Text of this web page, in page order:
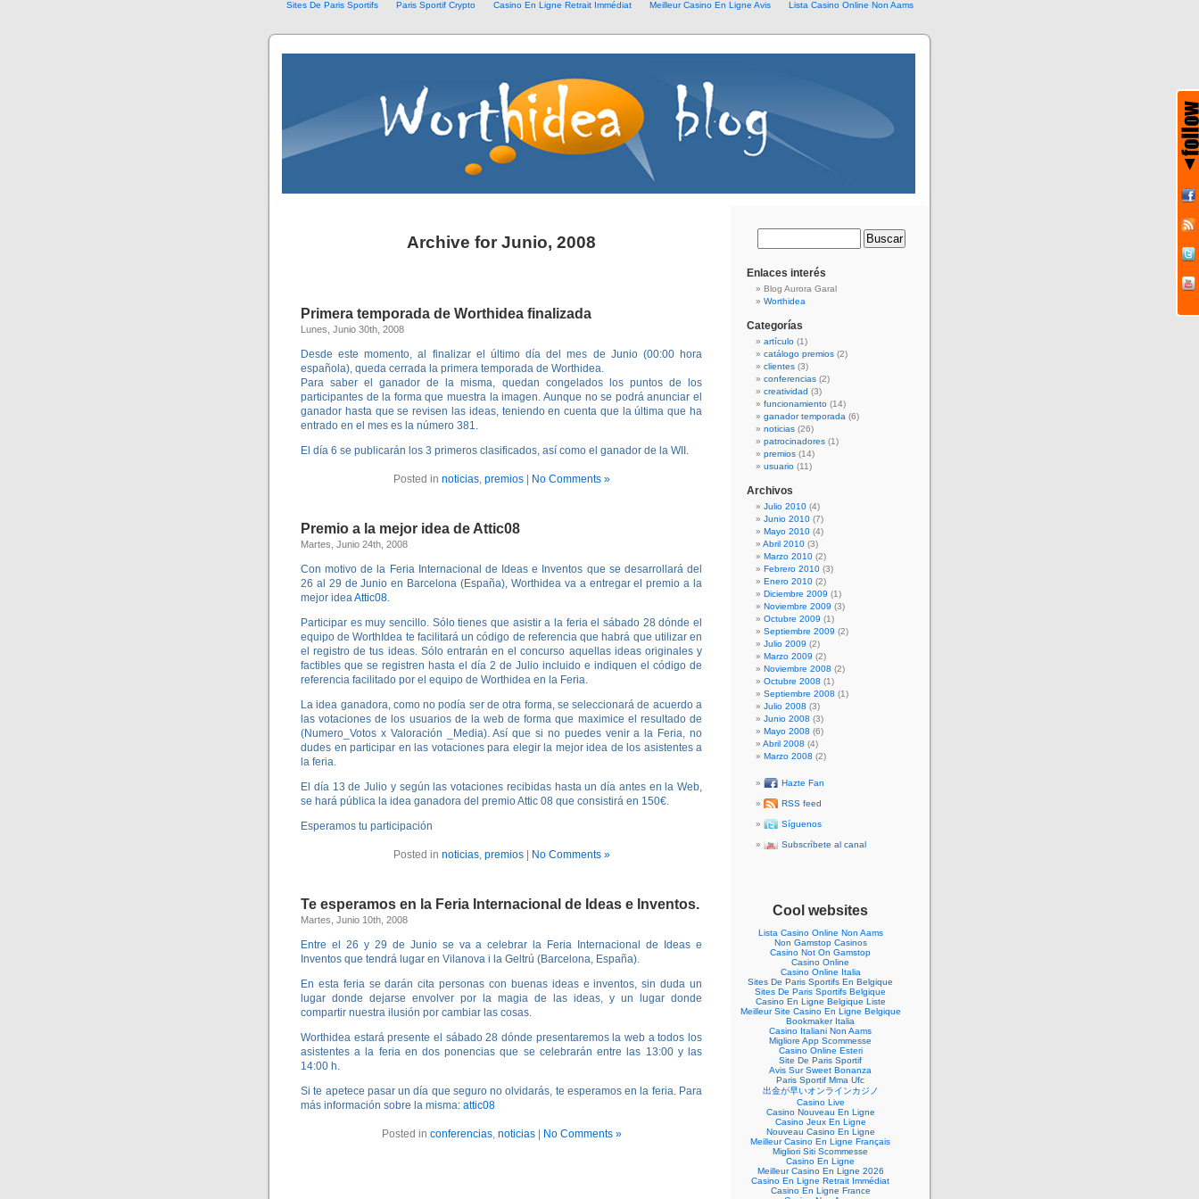
Sites De Paris Sportifs Paris Sportif Crypto Casino En Ligne Retrait Immédiat Meilleur Casino En Ligne Avis Lista Casino Online Non Aams
Archive for Junio, 2008
Primera temporada de Worthidea finalizada
Lunes, Junio 30th, 2008
Desde este momento, al finalizar el último día del mes de Junio (00:00 hora
española), queda cerrada la primera temporada de Worthidea.
Para saber el ganador de la misma, quedan congelados los puntos de los
participantes de la forma que muestra la imagen. Aunque no se podrá anunciar el
ganador hasta que se revisen las ideas, teniendo en cuenta que la última que ha
entrado en el mes es la número 381.
El día 6 se publicarán los 3 primeros clasificados, así como el ganador de la WII.
Posted in noticias, premios| No Comments »
Premio a la mejor idea de Attic08
Martes, Junio 24th, 2008
Con motivo de la Feria Internacional de Ideas e Inventos que se desarrollará del
26 al 29 de Junio en Barcelona (España), Worthidea va a entregar el premio a la
mejor ideaAttic08.
Participar es muy sencillo. Sólo tienes que asistir a la feria el sábado 28 dónde el
equipo de WorthIdea te facilitará un código de referencia que habrá que utilizar en
el registro de tus ideas. Sólo entrarán en el concurso aquellas ideas originales y
factibles que se registren hasta el día 2 de Julio incluido e indiquen el código de
referencia facilitado por el equipo de Worthidea en la Feria.
La idea ganadora, como no podía ser de otra forma, se seleccionará de acuerdo a
las votaciones de los usuarios de la web de forma que maximice el resultado de
(Numero_Votos x Valoración _Media). Así que si no puedes venir a la Feria, no
dudes en participar en las votaciones para elegir la mejor idea de los asistentes a
la feria.
El día 13 de Julio y según las votaciones recibidas hasta un día antes en la Web,
se hará pública la idea ganadora del premio Attic 08 que consistirá en 150€.
Esperamos tu participación
Posted in noticias, premios| No Comments »
Te esperamos en la Feria Internacional de Ideas e Inventos.
Martes, Junio 10th, 2008
Entre el 26 y 29 de Junio se va a celebrar la Feria Internacional de Ideas e
Inventos que tendrá lugar en Vilanova i la Geltrú (Barcelona, España).
En esta feria se darán cita personas con buenas ideas e inventos, sin duda un
lugar donde dejarse envolver por la magia de las ideas, y un lugar donde
compartir nuestra ilusión por cambiar las cosas.
Worthidea estará presente el sábado 28 dónde presentaremos la web a todos los
asistentes a la feria en dos ponencias que se celebrarán entre las 13:00 y las
14:00 h.
Si te apetece pasar un día que seguro no olvidarás, te esperamos en la feria. Para
más información sobre la misma: attic08
Posted in conferencias, noticias| No Comments »
Enlaces interés
Blog Aurora Garal
Worthidea
Categorías
artículo (1)
catálogo premios (2)
clientes (3)
conferencias (2)
creatividad (3)
funcionamiento (14)
ganador temporada (6)
noticias (26)
patrocinadores (1)
premios (14)
usuario (11)
Archivos
Julio 2010 (4)
Junio 2010 (7)
Mayo 2010 (4)
Abril 2010 (3)
Marzo 2010 (2)
Febrero 2010 (3)
Enero 2010 (2)
Diciembre 2009 (1)
Noviembre 2009 (3)
Octubre 2009 (1)
Septiembre 2009 (2)
Julio 2009 (2)
Marzo 2009 (2)
Noviembre 2008 (2)
Octubre 2008 (1)
Septiembre 2008 (1)
Julio 2008 (3)
Junio 2008 (3)
Mayo 2008 (6)
Abril 2008 (4)
Marzo 2008 (2)
Hazte Fan
RSS feed
Síguenos
Subscríbete al canal
Cool websites
Lista Casino Online Non Aams
Non Gamstop Casinos
Casino Not On Gamstop
Casino Online
Casino Online Italia
Sites De Paris Sportifs En Belgique
Sites De Paris Sportifs Belgique
Casino En Ligne Belgique Liste
Meilleur Site Casino En Ligne Belgique
Bookmaker Italia
Casino Italiani Non Aams
Migliore App Scommesse
Casino Online Esteri
Site De Paris Sportif
Avis Sur Sweet Bonanza
Paris Sportif Mma Ufc
出金が早いオンラインカジノ
Casino Live
Casino Nouveau En Ligne
Casino Jeux En Ligne
Nouveau Casino En Ligne
Meilleur Casino En Ligne Français
Migliori Siti Scommesse
Casino En Ligne
Meilleur Casino En Ligne 2026
Casino En Ligne Retrait Immédiat
Casino En Ligne France